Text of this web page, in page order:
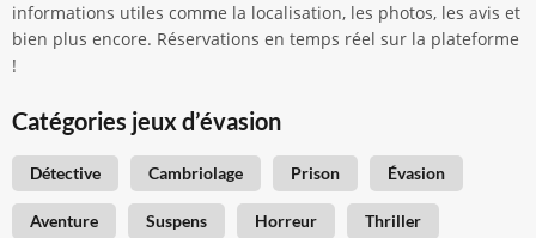
informations utiles comme la localisation, les photos, les avis et
bien plus encore. Réservations en temps réel sur la plateforme
!
Catégories jeux d’évasion
Détective Cambriolage Prison Évasion
Aventure Suspens Horreur Thriller